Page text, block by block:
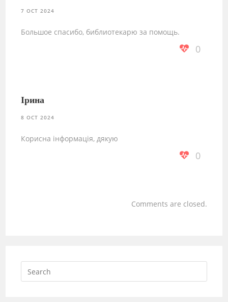
7 OCT 2024
Большое спасибо, библиотекарю за помощь.
0
Ірина
8 OCT 2024
Корисна інформація, дякую
0
Comments are closed.